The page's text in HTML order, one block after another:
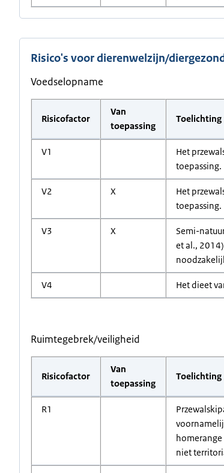
Risico's voor dierenwelzijn/
Voedselopname
Risicofactor
Van
toepassing
Toelichting
V1
Het
toepassing.
V2 X
Het
toepassing.
V3 X
Semi-
et al.,
V4 Het dieet
Ruimtegebrek/veiligheid
Risicofactor
Van
toepassing
Toelichting
R1
niet